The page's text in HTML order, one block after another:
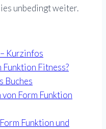
unbedingt weiter.
Kurzinfos
Funktion Fitness?
Buches
von Form Funktion
Funktion und